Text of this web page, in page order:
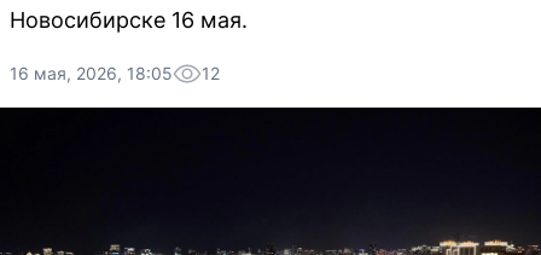
Новосибирске 16 мая.
16 мая, 2026, 18:05 12